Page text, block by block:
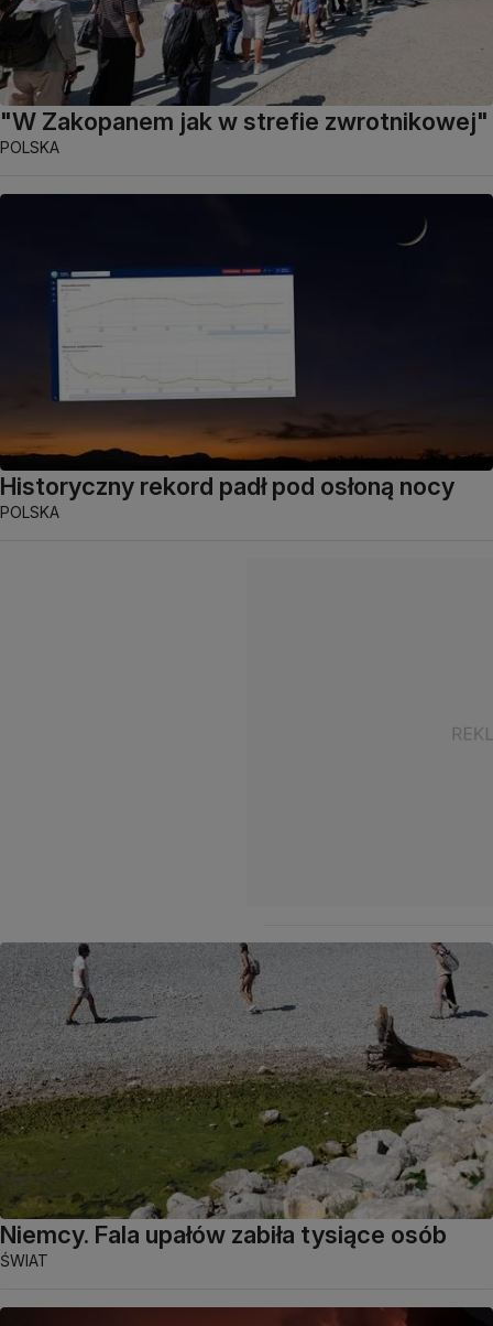
"W Zakopanem jak w strefie zwrotnikowej"
POLSKA
Historyczny rekord padł pod osłoną nocy
POLSKA
Niemcy. Fala upałów zabiła tysiące osób
ŚWIAT